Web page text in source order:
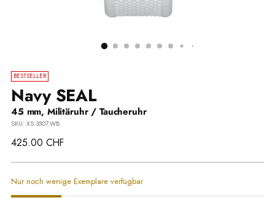
BESTSELLER
Navy SEAL
45 mm, Militäruhr / Taucheruhr
SKU: XS.3507.WB
Regulärer
425.00 CHF
Nur noch wenige Exemplare verfügbar